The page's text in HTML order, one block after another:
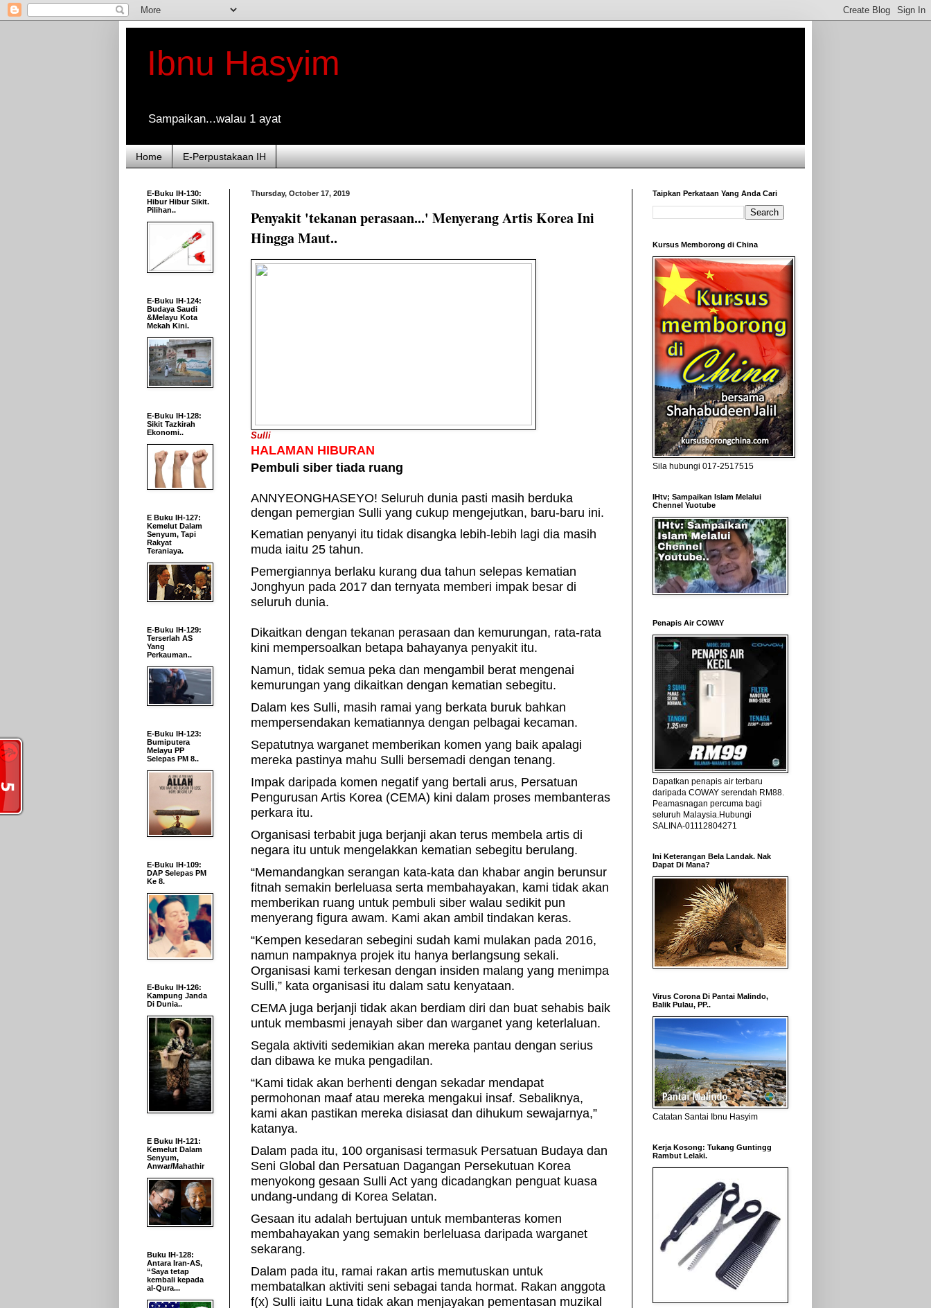
Ibnu Hasyim
Sampaikan...walau 1 ayat
Home E-Perpustakaan IH
Thursday, October 17, 2019
Penyakit 'tekanan perasaan...' Menyerang Artis Korea Ini
Hingga Maut..
Sulli
HALAMAN HIBURAN
Pembuli siber tiada ruang
ANNYEONGHASEYO! Seluruh dunia pasti masih berduka
dengan pemergian Sulli yang cukup mengejutkan, baru-baru ini.
Kematian penyanyi itu tidak disangka lebih-lebih lagi dia masih
muda iaitu 25 tahun.
Pemergiannya berlaku kurang dua tahun selepas kematian
Jonghyun pada 2017 dan ternyata memberi impak besar di
seluruh dunia.
Dikaitkan dengan tekanan perasaan dan kemurungan, rata-rata
kini mempersoalkan betapa bahayanya penyakit itu.
Namun, tidak semua peka dan mengambil berat mengenai
kemurungan yang dikaitkan dengan kematian sebegitu.
Dalam kes Sulli, masih ramai yang berkata buruk bahkan
mempersendakan kematiannya dengan pelbagai kecaman.
Sepatutnya warganet memberikan komen yang baik apalagi
mereka pastinya mahu Sulli bersemadi dengan tenang.
Impak daripada komen negatif yang bertali arus, Persatuan
Pengurusan Artis Korea (CEMA) kini dalam proses membanteras
perkara itu.
Organisasi terbabit juga berjanji akan terus membela artis di
negara itu untuk mengelakkan kematian sebegitu berulang.
“Memandangkan serangan kata-kata dan khabar angin berunsur
fitnah semakin berleluasa serta membahayakan, kami tidak akan
memberikan ruang untuk pembuli siber walau sedikit pun
menyerang figura awam. Kami akan ambil tindakan keras.
“Kempen kesedaran sebegini sudah kami mulakan pada 2016,
namun nampaknya projek itu hanya berlangsung sekali.
Organisasi kami terkesan dengan insiden malang yang menimpa
Sulli,” kata organisasi itu dalam satu kenyataan.
CEMA juga berjanji tidak akan berdiam diri dan buat sehabis baik
untuk membasmi jenayah siber dan warganet yang keterlaluan.
Segala aktiviti sedemikian akan mereka pantau dengan serius
dan dibawa ke muka pengadilan.
“Kami tidak akan berhenti dengan sekadar mendapat
permohonan maaf atau mereka mengakui insaf. Sebaliknya,
kami akan pastikan mereka disiasat dan dihukum sewajarnya,”
katanya.
Dalam pada itu, 100 organisasi termasuk Persatuan Budaya dan
Seni Global dan Persatuan Dagangan Persekutuan Korea
menyokong gesaan Sulli Act yang dicadangkan penguat kuasa
undang-undang di Korea Selatan.
Gesaan itu adalah bertujuan untuk membanteras komen
membahayakan yang semakin berleluasa daripada warganet
sekarang.
Dalam pada itu, ramai rakan artis memutuskan untuk
membatalkan aktiviti seni sebagai tanda hormat. Rakan anggota
f(x) Sulli iaitu Luna tidak akan menjayakan pementasan muzikal
E-Buku IH-130:
Hibur Hibur Sikit.
Pilihan..
E-Buku IH-124:
Budaya Saudi
&Melayu Kota
Mekah Kini.
E-Buku IH-128:
Sikit Tazkirah
Ekonomi..
E Buku IH-127:
Kemelut Dalam
Senyum, Tapi
Rakyat
Teraniaya.
E-Buku IH-129:
Terserlah AS
Yang
Perkauman..
E-Buku IH-123:
Bumiputera
Melayu PP
Selepas PM 8..
E-Buku IH-109:
DAP Selepas PM
Ke 8.
E-Buku IH-126:
Kampung Janda
Di Dunia..
E Buku IH-121:
Kemelut Dalam
Senyum,
Anwar/Mahathir
Buku IH-128:
Antara Iran-AS,
“Saya tetap
kembali kepada
al-Qura...
Taipkan Perkataan Yang Anda Cari
Kursus Memborong di China
Sila hubungi 017-2517515
IHtv; Sampaikan Islam Melalui
Chennel Yuotube
Penapis Air COWAY
Dapatkan penapis air terbaru
daripada COWAY serendah RM88.
Peamasnagan percuma bagi
seluruh Malaysia.Hubungi
SALINA-01112804271
Ini Keterangan Bela Landak. Nak
Dapat Di Mana?
Virus Corona Di Pantai Malindo,
Balik Pulau, PP..
Catatan Santai Ibnu Hasyim
Kerja Kosong: Tukang Guntingg
Rambut Lelaki.